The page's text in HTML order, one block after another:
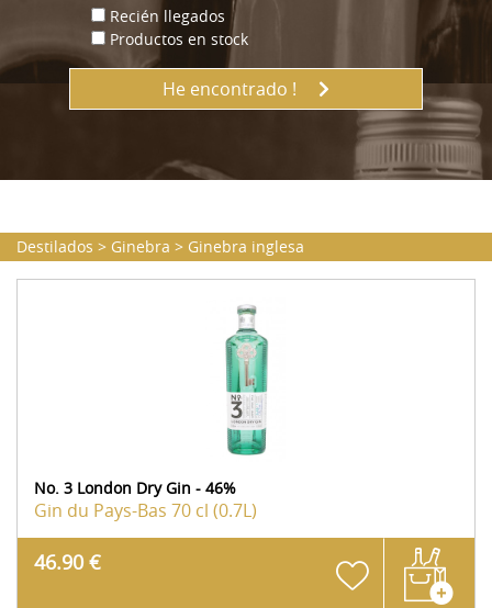
Recién llegados
Productos en stock
He encontrado !
Destilados > Ginebra > Ginebra inglesa
No. 3 London Dry Gin - 46%
Gin du Pays-Bas 70 cl (0.7L)
46.90 €